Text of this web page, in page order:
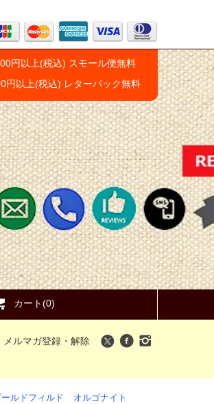
円以上(税込) スモール便無料
円以上(税込) レターパック無料
カート(0)
メルマガ登録・解除
ールドフィルド オルゴナイト